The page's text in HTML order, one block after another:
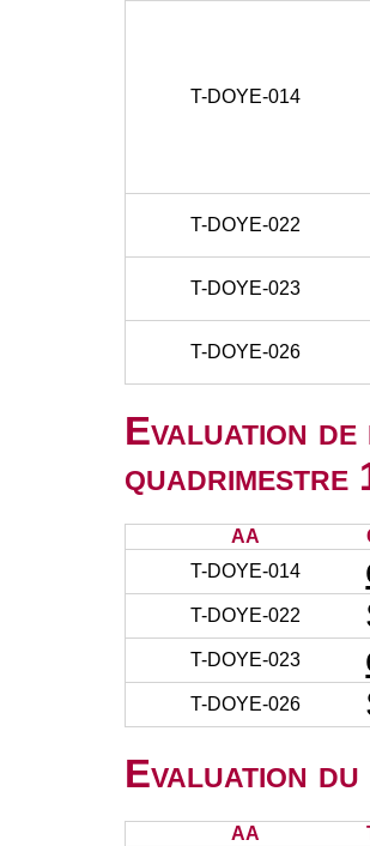
T-DOYE-014
T-DOYE-022
T-DOYE-023
T-DOYE-026
Evaluation
quadrimestre
AA
T-DOYE-014
T-DOYE-022
T-DOYE-023
T-DOYE-026
Evaluation
AA